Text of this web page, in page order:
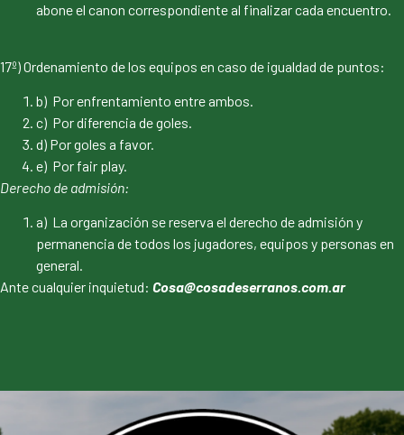
abone el canon correspondiente al finalizar cada encuentro.
17º) Ordenamiento de los equipos en caso de igualdad de puntos:
b) Por enfrentamiento entre ambos.
c) Por diferencia de goles.
d) Por goles a favor.
e) Por fair play.
Derecho de admisión:
a) La organización se reserva el derecho de admisión y
permanencia de todos los jugadores, equipos y personas en
general.
Ante cualquier inquietud: Cosa@cosadeserranos.com.ar